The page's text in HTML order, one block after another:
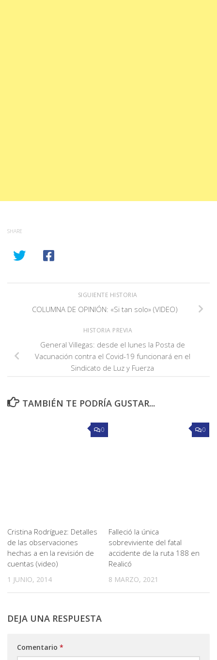
SHARE
SIGUIENTE HISTORIA
COLUMNA DE OPINIÓN: «Si tan solo» (VIDEO)
HISTORIA PREVIA
General Villegas: desde el lunes la Posta de
Vacunación contra el Covid-19 funcionará en el
Sindicato de Luz y Fuerza
TAMBIÉN TE PODRÍA GUSTAR...
0
Cristina Rodríguez: Detalles
de las observaciones
hechas a en la revisión de
cuentas (video)
1 JUNIO, 2014
0
Falleció la única
sobreviviente del fatal
accidente de la ruta 188 en
Realicó
8 MARZO, 2021
DEJA UNA RESPUESTA
Comentario *